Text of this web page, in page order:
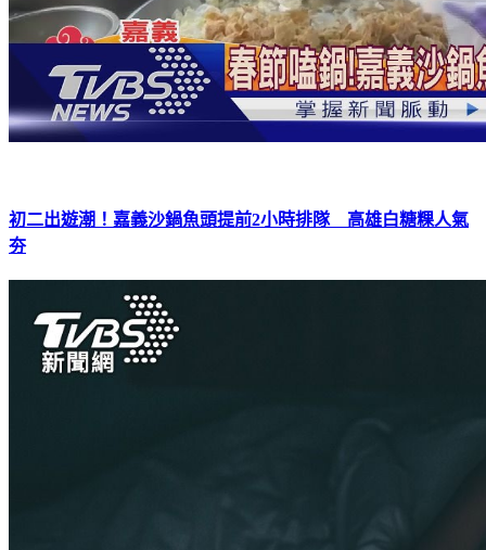
初二出遊潮！嘉義沙鍋魚頭提前2小時排隊 高雄白糖粿人氣
夯